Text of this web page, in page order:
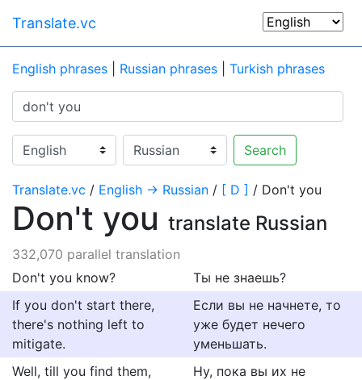
Translate.vc
English phrases Russian phrases Turkish phrases
Search
Translate.vc / English → Russian / [ D ] / Don't you
Don't you translate Russian
332,070 parallel translation
Don't you know?
Ты не знаешь?
If you don't start there,
there's nothing left to
mitigate.
Если вы не начнете, то
уже будет нечего
уменьшать.
Well, till you find them,
Ну, пока вы их не